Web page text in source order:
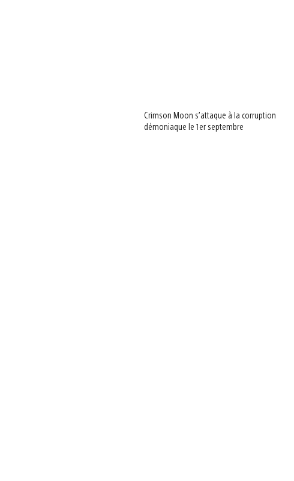
Crimson Moon s’attaque à la corruption
démoniaque le 1er septembre